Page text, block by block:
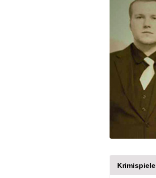
Krimispiele